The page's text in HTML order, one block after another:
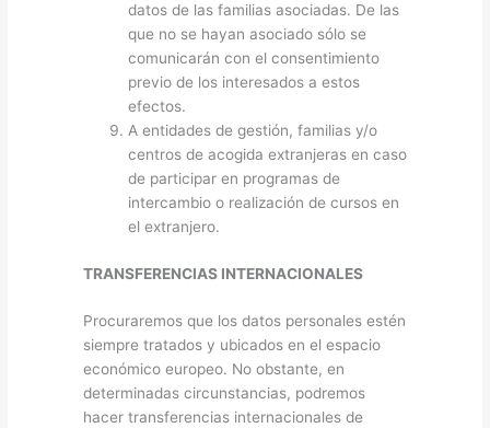
datos de las familias asociadas. De las
que no se hayan asociado sólo se
comunicarán con el consentimiento
previo de los interesados a estos
efectos.
A entidades de gestión, familias y/o
centros de acogida extranjeras en caso
de participar en programas de
intercambio o realización de cursos en
el extranjero.
TRANSFERENCIAS INTERNACIONALES
Procuraremos que los datos personales estén
siempre tratados y ubicados en el espacio
económico europeo. No obstante, en
determinadas circunstancias, podremos
hacer transferencias internacionales de